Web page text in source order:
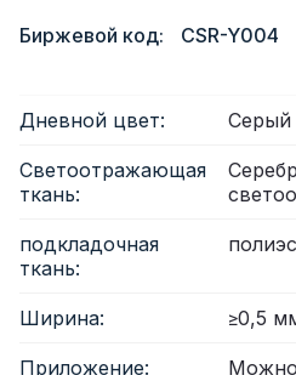
Биржевой код: CSR-Y004
Дневной цвет: Серый
Светоотражающая
ткань:
подкладочная
ткань:
Ширина: ≥0,5
Приложение:
Можно